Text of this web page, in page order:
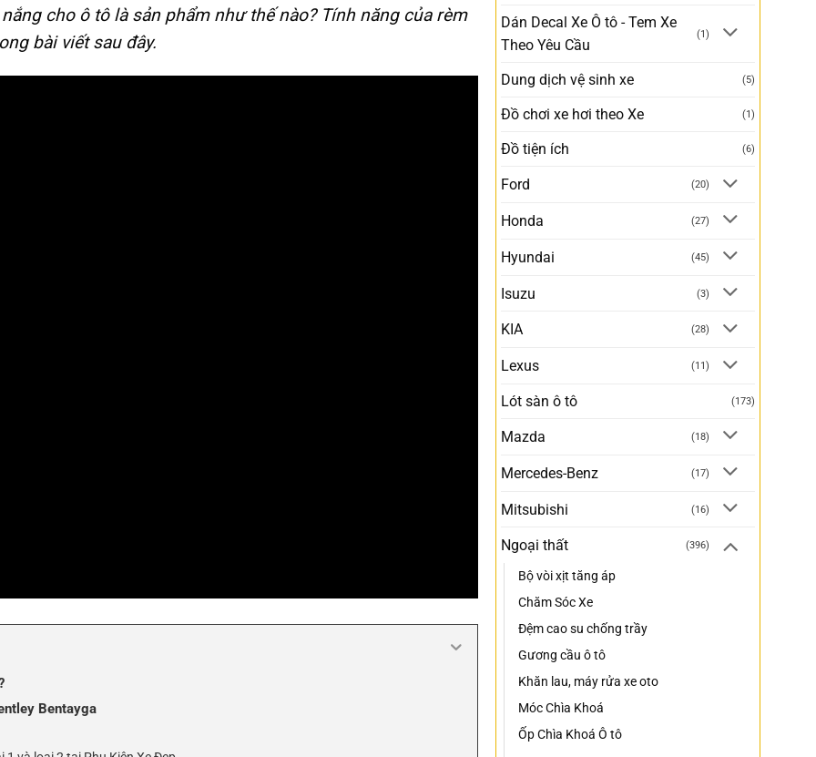
cho ô tô là sản phẩm như thế nào? Tính năng của rèm
bài viết sau đây.
Bentayga
Dán Decal Xe Ô tô - Tem Xe
Theo Yêu Cầu
(1)
Dung dịch vệ sinh xe (5)
Đồ chơi xe hơi theo Xe (1)
Đồ tiện ích (6)
Ford (20)
Honda (27)
Hyundai (45)
Isuzu (3)
KIA (28)
Lexus (11)
Lót sàn ô tô (173)
Mazda (18)
Mercedes-Benz (17)
Mitsubishi (16)
Ngoại thất (396)
Bộ vòi xịt tăng áp
Chăm Sóc Xe
Đệm cao su chống trầy
Gương cầu ô tô
Khăn lau, máy rửa xe oto
Móc Chìa Khoá
Ốp Chìa Khoá Ô tô